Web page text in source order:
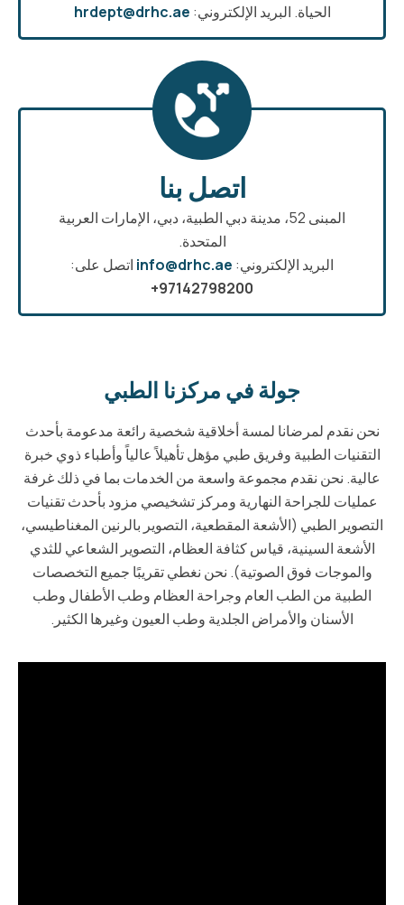
الحياة. البريد الإلكتروني: hrdept@drhc.ae
اتصل بنا
المبنى 52، مدينة دبي الطبية، دبي، الإمارات العربية
المتحدة.
البريد الإلكتروني: info@drhc.ae اتصل على:
97142798200+
جولة في مركزنا الطبي
نحن نقدم لمرضانا لمسة أخلاقية شخصية رائعة مدعومة بأحدث
التقنيات الطبية وفريق طبي مؤهل تأهيلاً عالياً وأطباء ذوي خبرة
عالية. نحن نقدم مجموعة واسعة من الخدمات بما في ذلك غرفة
عمليات للجراحة النهارية ومركز تشخيصي مزود بأحدث تقنيات
التصوير الطبي (الأشعة المقطعية، التصوير بالرنين المغناطيسي،
الأشعة السينية، قياس كثافة العظام، التصوير الشعاعي للثدي
والموجات فوق الصوتية). نحن نغطي تقريبًا جميع التخصصات
الطبية من الطب العام وجراحة العظام وطب الأطفال وطب
الأسنان والأمراض الجلدية وطب العيون وغيرها الكثير.